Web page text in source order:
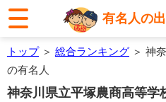
有名人の
トップ＞ 総合ランキング ＞ 神
の有名人
神奈川県立平塚農商高等学